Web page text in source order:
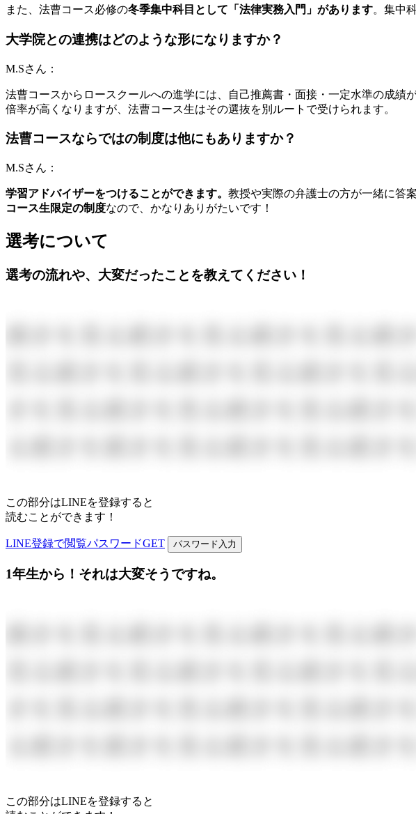
また、法曹コース必修の冬季集中科目として「法律実務入門」があります。集中
大学院との連携はどのような形になりますか？
M.Sさん：
法曹コースからロースクールへの進学には、自己推薦書・面接・一定水準の成績が
倍率が高くなりますが、法曹コース生はその選抜を別ルートで受けられます。
法曹コースならではの制度は他にもありますか？
M.Sさん：
学習アドバイザーをつけることができます。 教授や実際の弁護士の方が一緒に答
コース生限定の制度なので、かなりありがたいです！
選考について
選考の流れや、大変だったことを教えてください！
この部分はLINEを登録すると
読むことができます！
LINE登録で閲覧パスワードGET パスワード入力
1年生から！それは大変そうですね。
この部分はLINEを登録すると